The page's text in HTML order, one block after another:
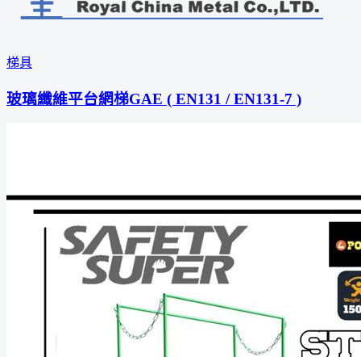
梯具
玻璃纖維平台網梯GAE ( EN131 / EN131-7 )